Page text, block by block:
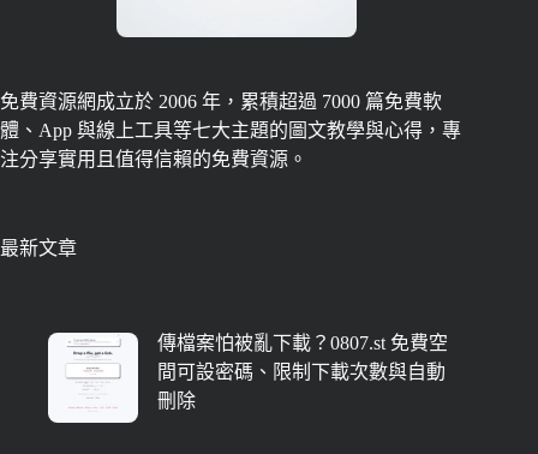
免費資源網成立於 2006 年，累積超過 7000 篇免費軟
體、App 與線上工具等七大主題的圖文教學與心得，專
注分享實用且值得信賴的免費資源。
最新文章
傳檔案怕被亂下載？0807.st 免費空
間可設密碼、限制下載次數與自動
刪除